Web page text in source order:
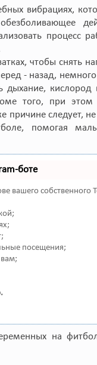
вибрациях,
процесс
чтобы снять
- назад,
дыхание, кислород
того, при этом
причине следует,
помогая
боте
вашего собственного
посещения;
на